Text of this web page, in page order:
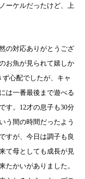
ーケルだったけど、上
の対応ありがとうござ
お魚が見られて嬉しか
心配でしたが、キャ
は一番最後まで遊べる
す。12才の息子も30分
う間の時間だったよう
すが、今日は調子も良
て母としても成長が見
たかいがありました。